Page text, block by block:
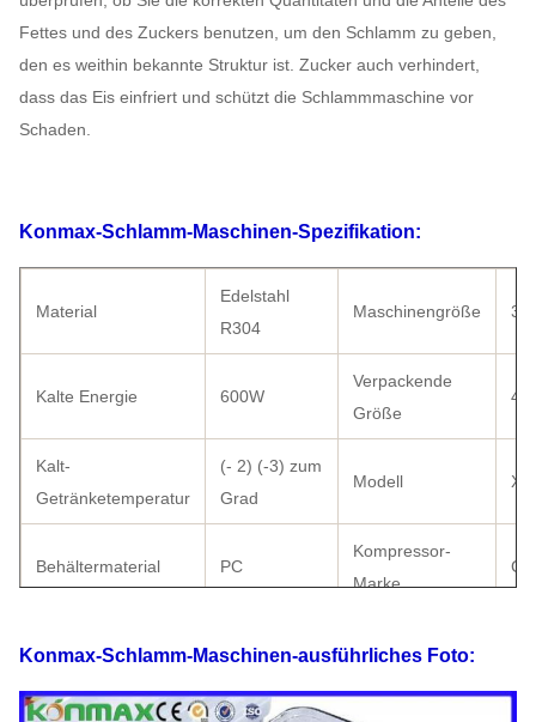
Fettes und des Zuckers benutzen, um den Schlamm zu geben,
den es weithin bekannte Struktur ist. Zucker auch verhindert,
dass das Eis einfriert und schützt die Schlammmaschine vor
Schaden.
Konmax-Schlamm-Maschinen-Spezifikation:
Material
Edelstahl
R304
Maschinengröße
Kalte Energie 600W
Verpackende
Größe
Kalt-
Getränketemperatur
(- 2) (-3) zum
Grad
Modell
Behältermaterial PC
Kompressor-
Marke
Kondensator
kupfernem
Rohr
Zertifikat
Konmax-Schlamm-Maschinen-ausführliches Foto: